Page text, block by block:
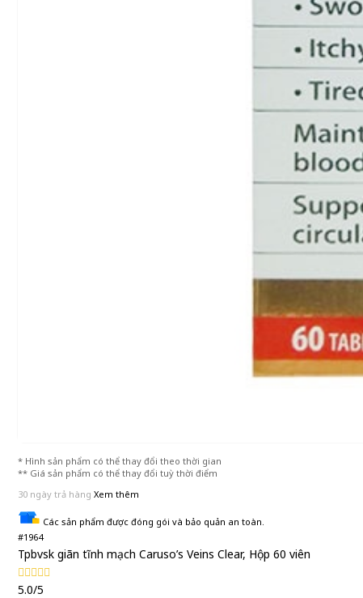
* Hình sản phẩm có thể thay đổi theo thời gian
** Giá sản phẩm có thể thay đổi tuỳ thời điểm
30 ngày trả hàng Xem thêm
Các sản phẩm được đóng gói và bảo quản an toàn.
#1964
Tpbvsk giãn tĩnh mạch Caruso’s Veins Clear, Hộp 60 viên
5.0/5